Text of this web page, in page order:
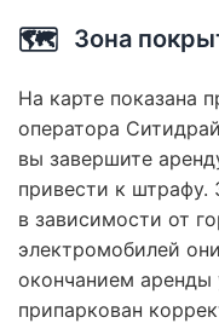
🗺️ Зона
На карте показана
оператора
вы завершите
привести к штрафу.
в зависимости от
электромобилей
окончанием аренды
припаркован